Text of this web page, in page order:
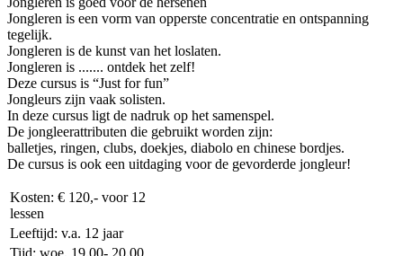
Jongleren is een vorm van opperste concentratie en ontspanning
tegelijk.
Jongleren is de kunst van het loslaten.
Jongleren is ....... ontdek het zelf!
Deze cursus is “Just for fun”
Jongleurs zijn vaak solisten.
In deze cursus ligt de nadruk op het samenspel.
De jongleerattributen die gebruikt worden zijn:
balletjes, ringen, clubs, doekjes, diabolo en chinese bordjes.
De cursus is ook een uitdaging voor de gevorderde jongleur!
Kosten: € 120,- voor 12
lessen
Leeftijd: v.a. 12 jaar